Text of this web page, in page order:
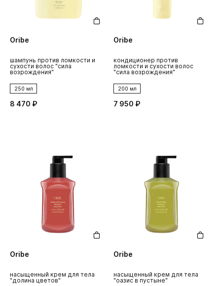
Oribe
шампунь против ломкости и
сухости волос "сила
возрождения"
250 мл
8 470 ₽
Oribe
кондиционер против
ломкости и сухости волос
"сила возрождения"
200 мл
7 950 ₽
Oribe
насыщенный крем для тела
"долина цветов"
Oribe
насыщенный крем для тела
"оазис в пустыне"